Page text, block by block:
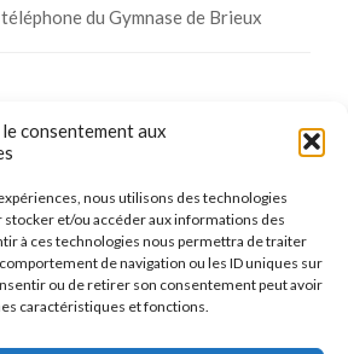
consentement aux
nous utilisons des technologies
et/ou accéder aux informations des
à ces technologies nous permettra de traiter
de navigation ou les ID uniques sur
ou de retirer son consentement peut avoir
caractéristiques et fonctions.
du Gymnase de Brieux
are closed.